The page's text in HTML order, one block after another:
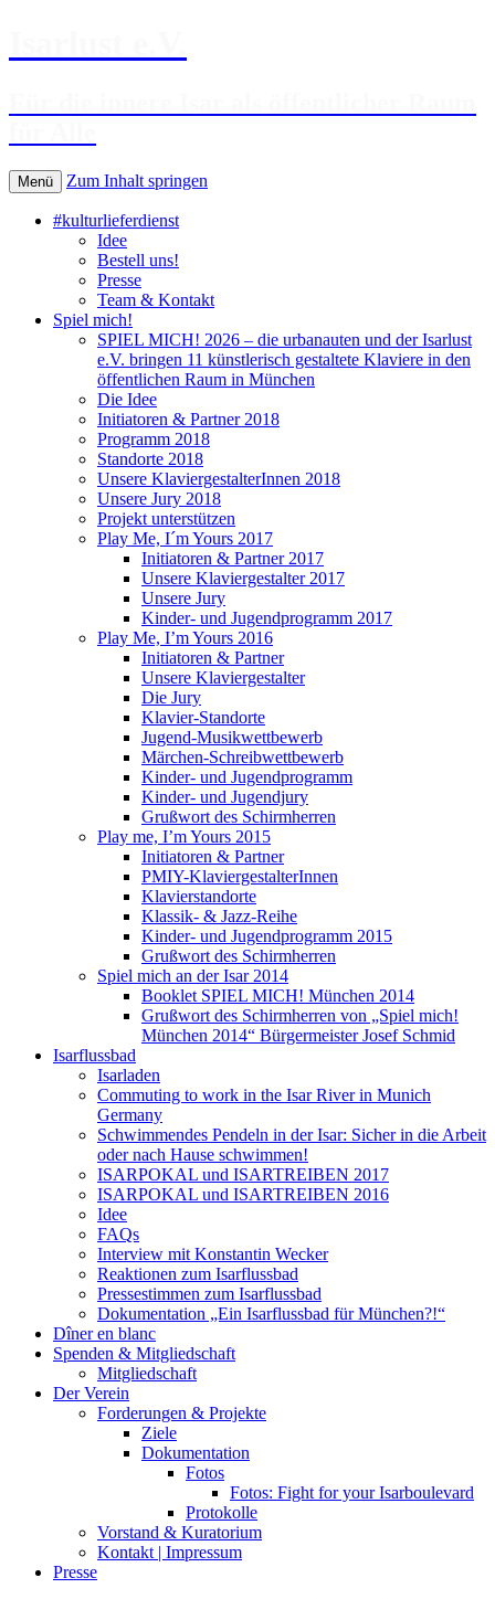
Menü Zum Inhalt springen
#kulturlieferdienst
Idee
Bestell uns!
Presse
Team & Kontakt
Spiel mich!
SPIEL MICH! 2026 – die urbanauten und der Isarlust
e.V. bringen 11 künstlerisch gestaltete Klaviere in den
öffentlichen Raum in München
Die Idee
Initiatoren & Partner 2018
Programm 2018
Standorte 2018
Unsere KlaviergestalterInnen 2018
Unsere Jury 2018
Projekt unterstützen
Play Me, I´m Yours 2017
Initiatoren & Partner 2017
Unsere Klaviergestalter 2017
Unsere Jury
Kinder- und Jugendprogramm 2017
Play Me, I’m Yours 2016
Initiatoren & Partner
Unsere Klaviergestalter
Die Jury
Klavier-Standorte
Jugend-Musikwettbewerb
Märchen-Schreibwettbewerb
Kinder- und Jugendprogramm
Kinder- und Jugendjury
Grußwort des Schirmherren
Play me, I’m Yours 2015
Initiatoren & Partner
PMIY-KlaviergestalterInnen
Klavierstandorte
Klassik- & Jazz-Reihe
Kinder- und Jugendprogramm 2015
Grußwort des Schirmherren
Spiel mich an der Isar 2014
Booklet SPIEL MICH! München 2014
Grußwort des Schirmherren von „Spiel mich!
München 2014“ Bürgermeister Josef Schmid
Isarflussbad
Isarladen
Commuting to work in the Isar River in Munich
Germany
Schwimmendes Pendeln in der Isar: Sicher in die Arbeit
oder nach Hause schwimmen!
ISARPOKAL und ISARTREIBEN 2017
ISARPOKAL und ISARTREIBEN 2016
Idee
FAQs
Interview mit Konstantin Wecker
Reaktionen zum Isarflussbad
Pressestimmen zum Isarflussbad
Dokumentation „Ein Isarflussbad für München?!“
Dîner en blanc
Spenden & Mitgliedschaft
Mitgliedschaft
Der Verein
Forderungen & Projekte
Ziele
Dokumentation
Fotos
Fotos: Fight for your Isarboulevard
Protokolle
Vorstand & Kuratorium
Kontakt | Impressum
Presse